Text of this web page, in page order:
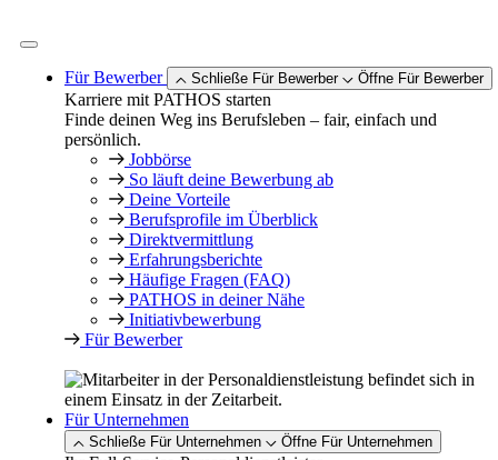
Inhalt
Für Bewerber
Schließe Für Bewerber Öffne Für Bewerber
Karriere mit PATHOS starten
Finde deinen Weg ins Berufsleben – fair, einfach und
persönlich.
Jobbörse
So läuft deine Bewerbung ab
Deine Vorteile
Berufsprofile im Überblick
Direktvermittlung
Erfahrungsberichte
Häufige Fragen (FAQ)
PATHOS in deiner Nähe
Initiativbewerbung
Für Bewerber
Für Unternehmen
Schließe Für Unternehmen Öffne Für Unternehmen